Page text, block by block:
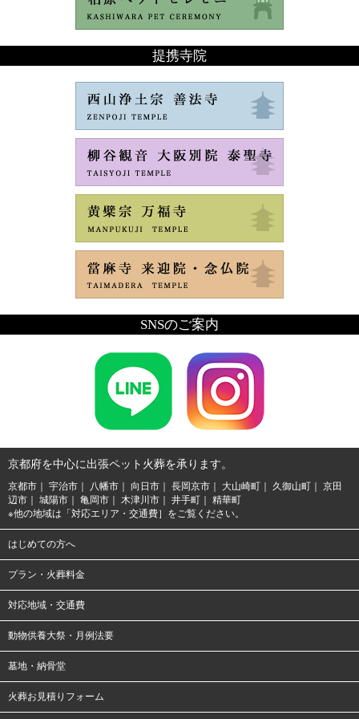
提携寺院
SNSのご案内
京都府を中心に出張ペット火葬を承ります。
京都市 宇治市 八幡市 向日市 長岡京市 大山崎町 久御山町
京田
辺市
城陽市 亀岡市 木津川市 井手町
精華町
※他の地域は「 対応エリア・交通費］をご覧ください。
はじめての方へ
プラン・火葬料金
対応地域・交通費
動物供養大祭・月例法要
墓地・納骨堂
火葬お見積りフォーム